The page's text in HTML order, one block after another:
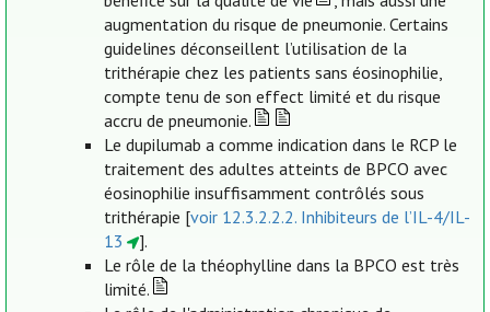
augmentation du risque de pneumonie. Certains
guidelines déconseillent l’utilisation de la
trithérapie chez les patients sans éosinophilie,
compte tenu de son effect limité et du risque
accru de pneumonie.
Le dupilumab a comme indication dans le RCP le
traitement des adultes atteints de BPCO avec
éosinophilie insuffisamment contrôlés sous
trithérapie [voir 12.3.2.2.2. Inhibiteurs de l’IL-4/IL-
13
].
Le rôle de la théophylline dans la BPCO est très
limité.